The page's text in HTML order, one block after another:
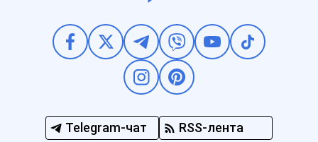
Telegram-чат RSS-лента